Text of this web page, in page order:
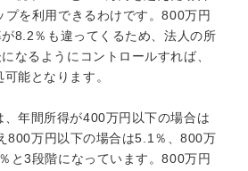
を利用できるわけです。800万円
8.2％も違ってくるため、法人の所
なるようにコントロールすれば、
能となります。
、年間所得が400万円以下の場合は
800万円以下の場合は5.1％、800万
と3段階になっています。800万円